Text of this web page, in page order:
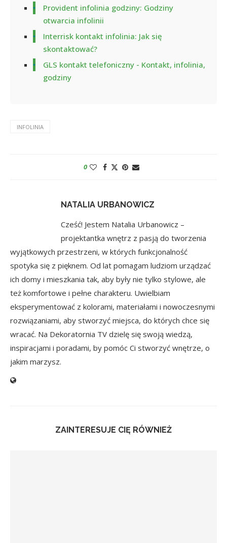
Provident infolinia godziny: Godziny
otwarcia infolinii
Interrisk kontakt infolinia: Jak się
skontaktować?
GLS kontakt telefoniczny - Kontakt, infolinia,
godziny
INFOLINIA
0
NATALIA URBANOWICZ
Cześć! Jestem Natalia Urbanowicz –
projektantka wnętrz z pasją do tworzenia
wyjątkowych przestrzeni, w których funkcjonalność
spotyka się z pięknem. Od lat pomagam ludziom urządzać
ich domy i mieszkania tak, aby były nie tylko stylowe, ale
też komfortowe i pełne charakteru. Uwielbiam
eksperymentować z kolorami, materiałami i nowoczesnymi
rozwiązaniami, aby stworzyć miejsca, do których chce się
wracać. Na Dekoratornia TV dzielę się swoją wiedzą,
inspiracjami i poradami, by pomóc Ci stworzyć wnętrze, o
jakim marzysz.
ZAINTERESUJE CIĘ RÓWNIEŻ